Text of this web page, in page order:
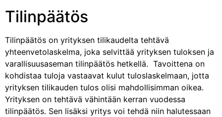
Tilinpäätös
Tilinpäätös on yrityksen tilikaudelta tehtävä
yhteenvetolaskelma, joka selvittää yrityksen tuloksen ja
varallisuusaseman tilinpäätös hetkellä. Tavoittena on
kohdistaa tuloja vastaavat kulut tuloslaskelmaan, jotta
yrityksen tilikauden tulos olisi mahdollisimman oikea.
Yrityksen on tehtävä vähintään kerran vuodessa
tilinpäätös. Sen lisäksi yritys voi tehdä niin halutessaan